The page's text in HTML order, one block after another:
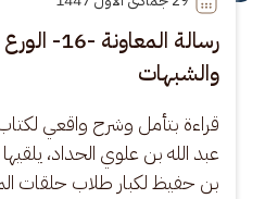
رسالة
والشبهات
قراءة بتأمل وشرح واقعي لكتاب
عبد الله بن علوي الحداد،
بن حفيظ لكبار طلاب حلقات